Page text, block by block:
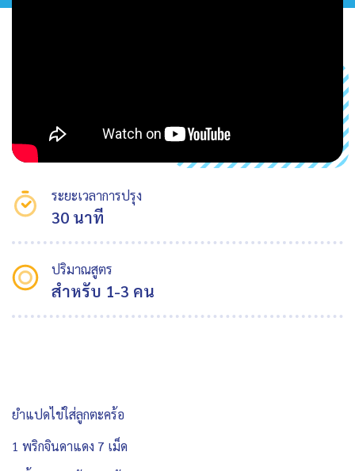
ระยะเวลาการปรุง
30 นาที
ปริมาณสูตร
สำหรับ 1-3 คน
ยำแปดไข่ใส่ลูกตะคร้อ
1 พริกจินดาแดง 7 เม็ด